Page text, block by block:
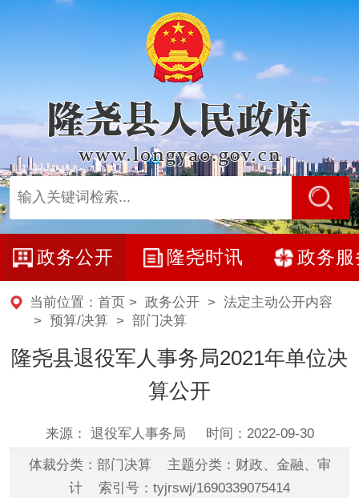
政务公开 隆尧时讯 政务服
当前位置： 首页 > 政务公开> 法定主动公开内容
> 预算/决算> 部门决算
隆尧县退役军人事务局2021年单位决
算公开
来源： 退役军人事务局 时间：2022-09-30
体裁分类：部门决算 主题分类：财政、金融、审
计 索引号：tyjrswj/1690339075414